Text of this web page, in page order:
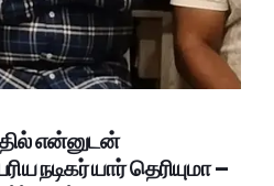
என்னுடன்
நடிகர் யார் தெரியுமா –